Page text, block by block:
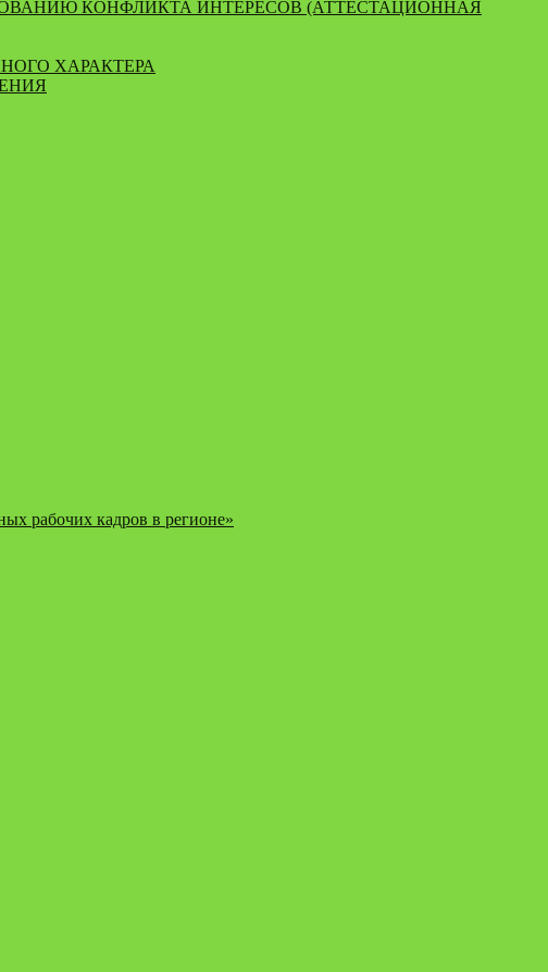
КОНФЛИКТА ИНТЕРЕСОВ (АТТЕСТАЦИОННАЯ
ХАРАКТЕРА
рабочих кадров в регионе»